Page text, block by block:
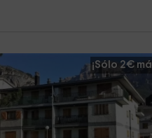
¡Sólo 2€